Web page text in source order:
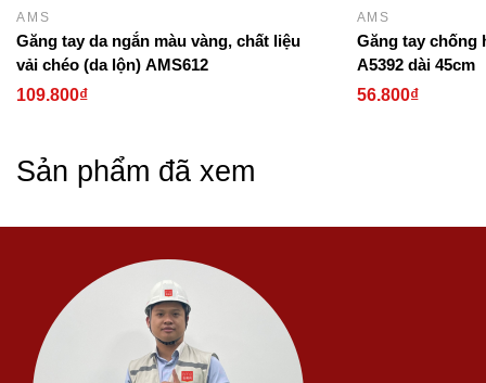
AMS
Găng tay da ngắn màu vàng, chất liệu
vải chéo (da lộn) AMS612
109.800₫
AMS
Găng tay chống
A5392 dài 45cm
56.800₫
Sản phẩm đã xem